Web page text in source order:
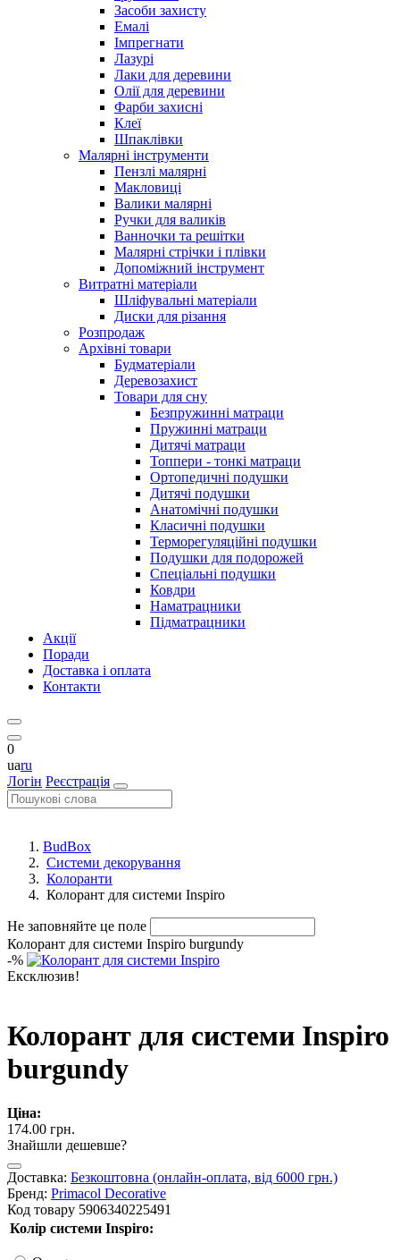
Засоби захисту
Емалі
Імпрегнати
Лазурі
Лаки для деревини
Олії для деревини
Фарби захисні
Клеї
Шпаклівки
Малярні інструменти
Пензлі малярні
Макловиці
Валики малярні
Ручки для валиків
Ванночки та решітки
Малярні стрічки і плівки
Допоміжний інструмент
Витратні матеріали
Шліфувальні матеріали
Диски для різання
Розпродаж
Архівні товари
Будматеріали
Деревозахист
Товари для сну
Безпружинні матраци
Пружинні матраци
Дитячі матраци
Топпери - тонкі матраци
Ортопедичні подушки
Дитячі подушки
Анатомічні подушки
Класичні подушки
Терморегуляційні подушки
Подушки для подорожей
Спеціальні подушки
Ковдри
Наматрацники
Підматрацники
Акції
Поради
Доставка і оплата
Контакти
0
uaru
Логін Реєстрація
BudBox
Системи декорування
Колоранти
Колорант для системи Inspiro
Не заповняйте це поле
Колорант для системи Inspiro burgundy
-%
Ексклюзив!
Колорант для системи Inspiro
burgundy
Ціна:
174.00 грн.
Знайшли дешевше?
Доставка: Безкоштовна (онлайн-оплата, від 6000 грн.)
Бренд: Primacol Decorative
Код товару 5906340225491
Колір системи Inspiro: